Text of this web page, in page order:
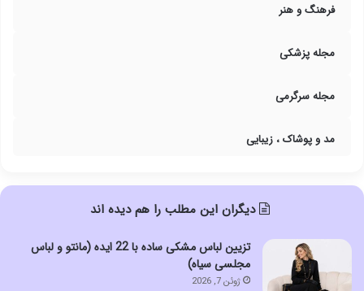
فرهنگ و هنر
مجله پزشکی
مجله سرگرمی
مد و پوشاک ، زیبایی
دیگران این مطلب را هم دیده اند
تزیین لباس مشکی ساده با 22 ایده (مانتو و لباس
مجلسی سیاه)
ژوئن 7, 2026